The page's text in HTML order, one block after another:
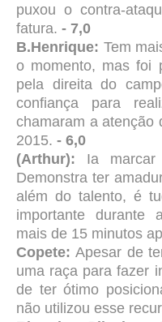
puxou o contra-
fatura. - 7,0
B.Henrique: Tem
o momento, mas foi
pela direita do
confiança para
chamaram a atenção
2015. - 6,0
(Arthur): Ia
Demonstra ter
além do talento, é
importante durante
mais de 15 minutos
Copete:Apesar de
uma raça para fazer
de ter ótimo
não utilizou esse